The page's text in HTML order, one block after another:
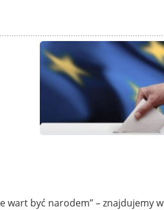
wart być narodem” – znajdujemy w